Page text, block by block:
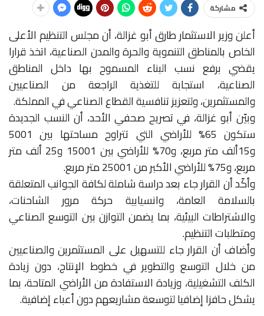
مشاركة
أعلن وزير الاستثمار طارق أبو غزالة، أن مجلس التنظيم الأعلى
الخاص بالمناطق التنموية والحرة والمدن الصناعية، اتخذ قرارا
يقضي برفع نسب البناء المسموح بها داخل المناطق
الصناعية، استجابة للتغذية الراجعة من الصناعيين
والمستثمرين، ولتعزيز تنافسية القطاع الصناعي في المملكة.
وبيّن أبو غزالة، في تصريح صحفي الأحد، أن النسب الجديدة
ستكون 65% للأراضي التي تتراوح مساحتها بين 5001
و15ألف متر مربع، و70% للأراضي بين 15001 و25 ألف متر
مربع، و75% للأراضي الأكبر من 25001 متر مربع.
وأكّد أن القرار جاء بعد دراسة شاملة لكافة الجوانب المتعلقة
بالسلامة العامة، وانسيابية حركة مرور الشاحنات،
والاشتراطات البيئية، بما يضمن التوازن بين التوسع الصناعي
ومتطلبات التنظيم.
وأضاف أن القرار جاء للتسهيل على المستثمرين والصناعيين
من خلال التوسع والتطوير في خطوط الإنتاج، دون زيادة
الكلف التشغيلية، وزيادة الاستفادة من الأراضي المتاحة، بما
يشكل حافزا إضافيا لتوسعة مشاريعهم دون أعباء إضافية.